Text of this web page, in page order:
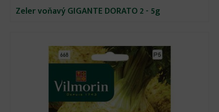
Zeler voňavý GIGANTE DORATO 2 - 5g